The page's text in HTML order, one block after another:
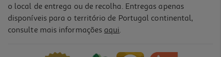
o local de entrega ou de recolha. Entregas apenas
disponíveis para o território de Portugal continental,
consulte mais informações aqui.